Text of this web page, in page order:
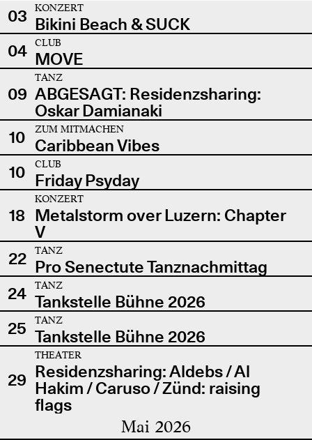
03
KONZERT
Bikini Beach & SUCK
04
CLUB
MOVE
09
TANZ
ABGESAGT: Residenzsharing:
Oskar Damianaki
10
ZUM MITMACHEN
Caribbean Vibes
10
CLUB
Friday Psyday
18
KONZERT
Metalstorm over Luzern: Chapter
V
22
TANZ
Pro Senectute Tanznachmittag
24
TANZ
Tankstelle Bühne 2026
25
TANZ
Tankstelle Bühne 2026
29
THEATER
Residenzsharing: Aldebs / Al
Hakim / Caruso / Zünd: raising
flags
Mai 2026